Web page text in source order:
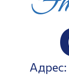
Адрес: